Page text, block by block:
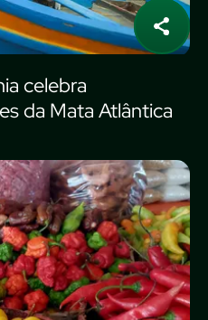
celebra
da Mata Atlântica